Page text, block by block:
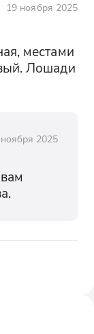
19 ноября 2025
местами
Лошади
2025